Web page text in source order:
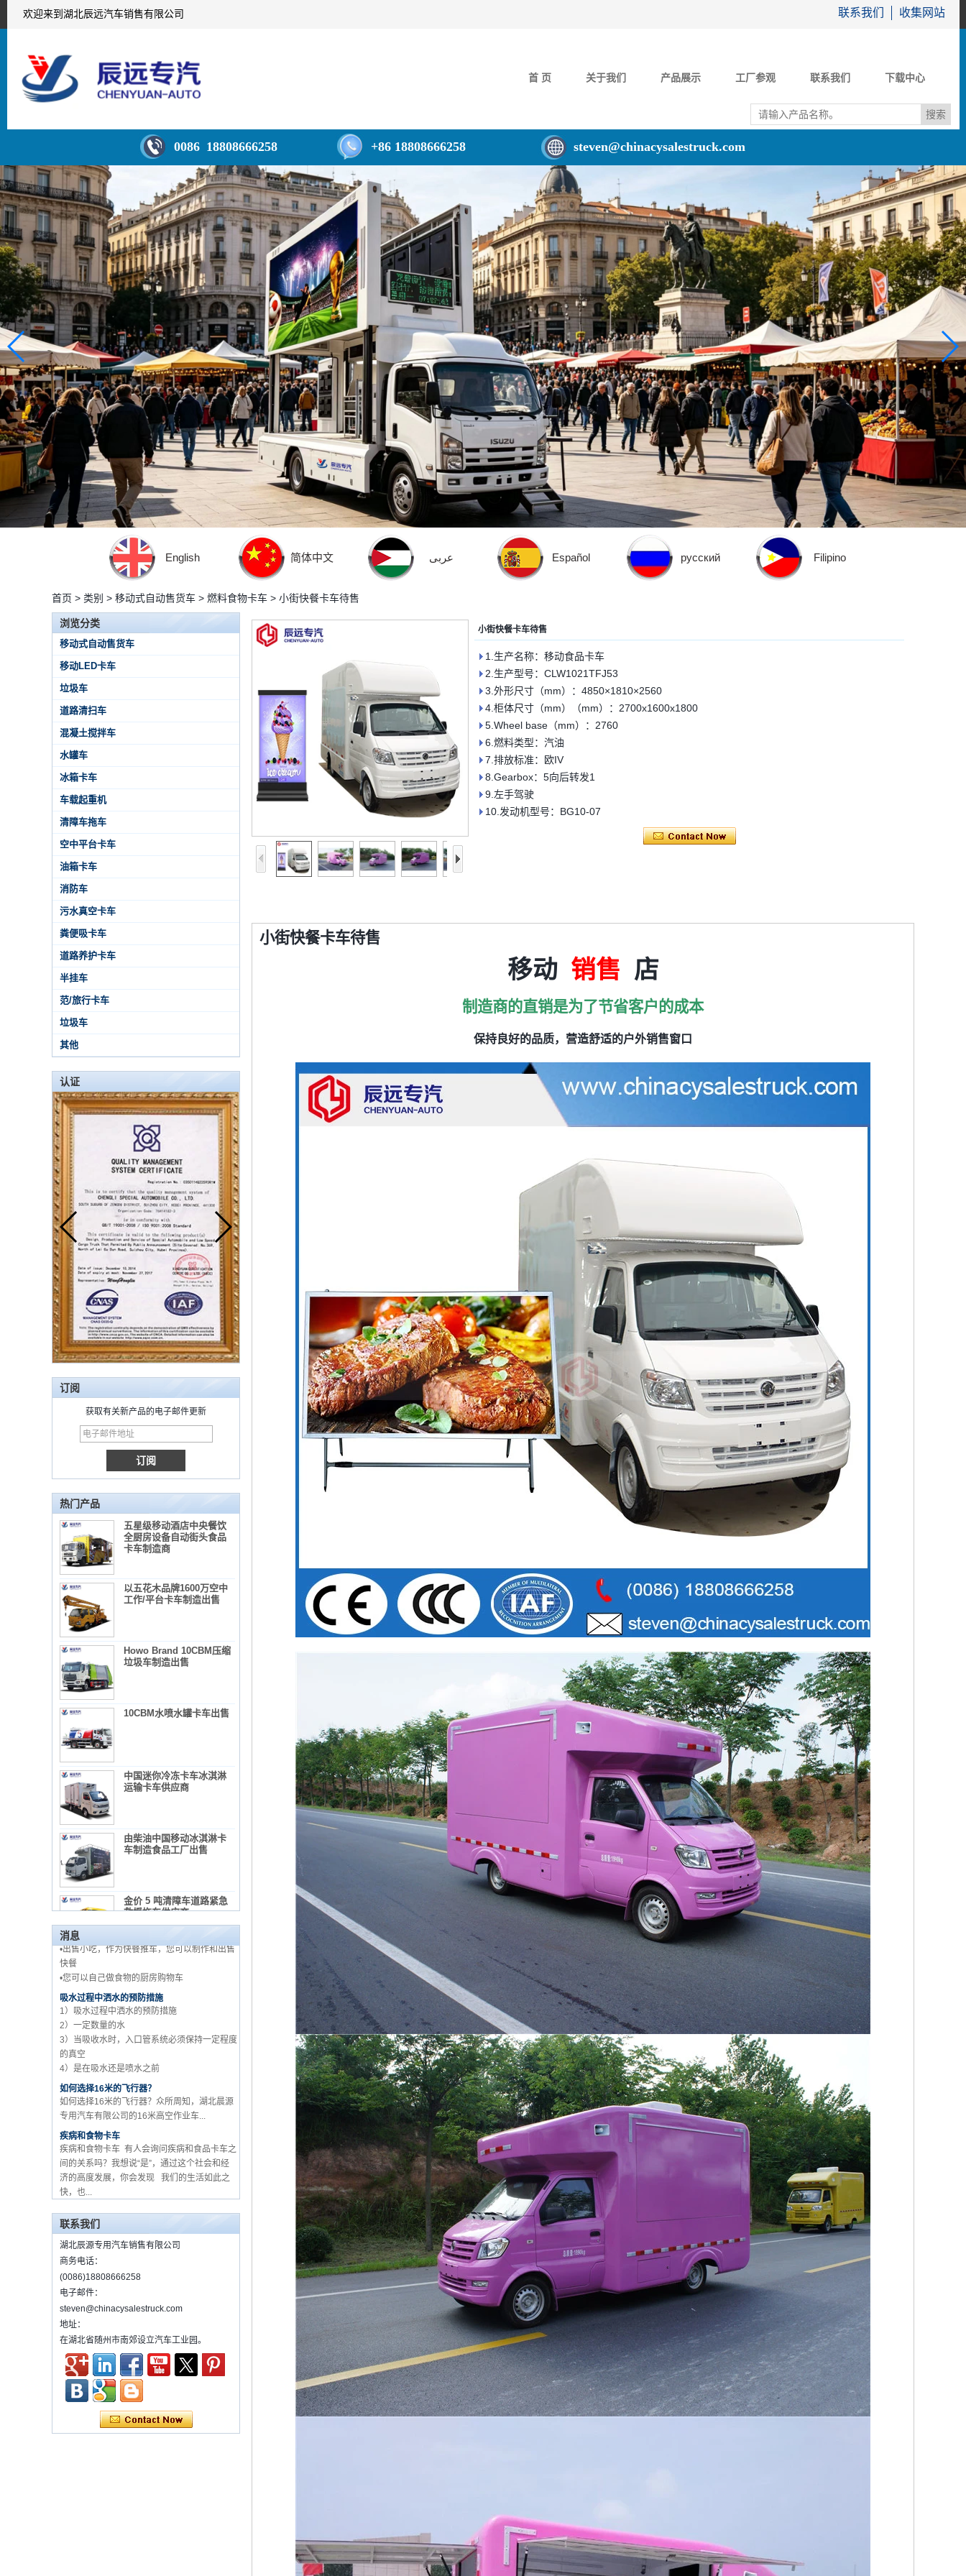
欢迎来到湖北辰远汽车销售有限公司 联系我们 收集网站
首 页 关于我们 产品展示 工厂参观 联系我们 下载中心
0086 18808666258 +86 18808666258 steven@chinacysalestruck.com
English 简体中文 عربى Español русский Filipino
首页 > 类别 > 移动式自动售货车 > 燃料食物卡车 > 小街快餐卡车待售
浏览分类
移动式自动售货车
移动LED卡车
垃圾车
道路清扫车
混凝土搅拌车
水罐车
冰箱卡车
车载起重机
清障车拖车
空中平台卡车
油箱卡车
消防车
污水真空卡车
粪便吸卡车
道路养护卡车
半挂车
范/旅行卡车
垃圾车
其他
认证
订阅
获取有关新产品的电子邮件更新
热门产品
五星级移动酒店中央餐饮
全厨房设备自动街头食品
卡车制造商
以五花木品牌1600万空中
工作/平台卡车制造出售
Howo Brand 10CBM压缩
垃圾车制造出售
10CBM水喷水罐卡车出售
中国迷你冷冻卡车冰淇淋
运输卡车供应商
由柴油中国移动冰淇淋卡
车制造食品工厂出售
金价 5 吨清障车道路紧急
救援拖车供应商
货车卡车供应商在中国
消息
使用混凝土搅拌机卡车所需的法规和预防措施
1）混凝土搅拌机卡车列表：
2）广告教师的管理要求
3）使用混凝土搅拌机卡车的录音
维护冷藏车辆的几项常见维护措施。
概括：
快餐
•您可以自己做食物的厨房购物车
吸水过程中洒水的预防措施
1）吸水过程中洒水的预防措施
2）一定数量的水
3）当吸收水时，入口管系统必须保持一定程度
的真空
4）是在吸水还是喷水之前
如何选择16米的飞行器？
如何选择16米的飞行器？众所周知，湖北晨源
专用汽车有限公司的16米高空作业车...
疾病和食物卡车
疾病和食物卡车 有人会询问疾病和食品卡车之
间的关系吗？我想说“是”，通过这个社会和经
济的高度发展，你会发现 我们的生活如此之
快，也...
关于如何购买食品卡车和设备？
流动食品车，作为一个新的卡车从2015年的开
始时，由于其经济efficien ...
如何用起重机选择卡车MOUNETD？
汽车起重机是设备，它通过液压升降和伸缩系
统来实现起重，旋转和升降设备的货物。通常
它装在卡车上。 许多类型和尺寸的起重机已经
被使用，其中最...
污水处理车介绍
污水处理车是专门为化粪池处理而开发的新型
号。它已获得多项国家专利。车辆可以直接将
为什么中国每年都会发生很多交通事故？
为什么中国每年都会发生很多交通事故？关于
交通事故，每年都会有许多...
多功能除尘器的操作步骤
Ø多功能除尘器的操作步骤
联系我们
湖北辰源专用汽车销售有限公司
商务电话：
(0086)18808666258
电子邮件：
steven@chinacysalestruck.com
地址：
在湖北省随州市南郊设立汽车工业园。
小街快餐卡车待售
1.生产名称：移动食品卡车
2.生产型号：CLW1021TFJ53
3.外形尺寸（mm）：4850×1810×2560
4.柜体尺寸（mm）（mm）：2700x1600x1800
5.Wheel base（mm）：2760
6.燃料类型：汽油
7.排放标准：欧IV
8.Gearbox：5向后转发1
9.左手驾驶
10.发动机型号：BG10-07
小街快餐卡车待售
移动 销售 店
制造商的直销是为了节省客户的成本
保持良好的品质，营造舒适的户外销售窗口